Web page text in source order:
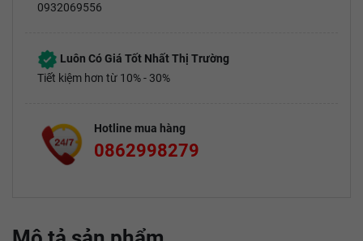
0932069556
Luôn Có Giá Tốt Nhất Thị Trường
Tiết kiệm hơn từ 10% - 30%
Hotline mua hàng
0862998279